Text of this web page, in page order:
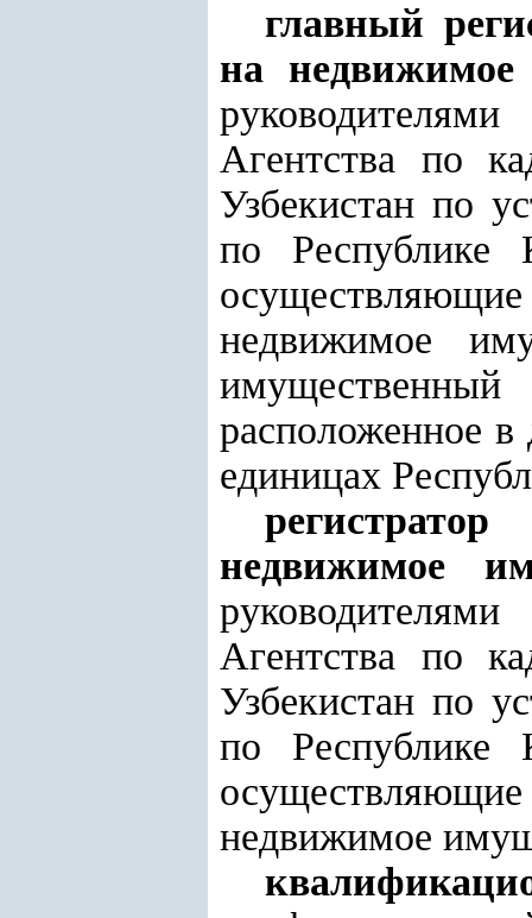
главный
на недвижимое
Агентства по
Узбекистан по
по Республике
недвижимое
расположенное в
единицах
недвижимое
Агентства по
Узбекистан по
по Республике
недвижимое